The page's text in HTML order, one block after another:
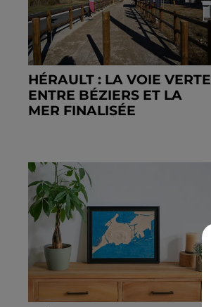
HÉRAULT : LA VOIE VERTE
ENTRE BÉZIERS ET LA
MER FINALISÉE